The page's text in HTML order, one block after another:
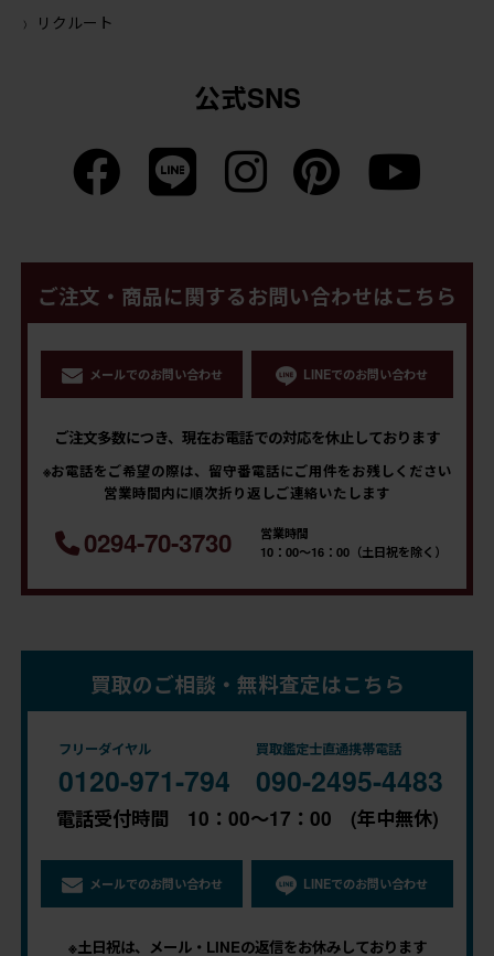
リクルート
公式SNS
ご注文・商品に関するお問い合わせはこちら
メールでのお問い合わせ LINEでのお問い合わせ
ご注文多数につき、現在お電話での対応を休止しております
※お電話をご希望の際は、留守番電話にご用件をお残しください
営業時間内に順次折り返しご連絡いたします
0294-70-3730
営業時間
10：00～16：00（土日祝を除く）
買取のご相談・無料査定はこちら
フリーダイヤル
0120-971-794
買取鑑定士直通携帯電話
090-2495-4483
電話受付時間 10：00～17：00 (年中無休)
メールでのお問い合わせ LINEでのお問い合わせ
※土日祝は、メール・LINEの返信をお休みしております